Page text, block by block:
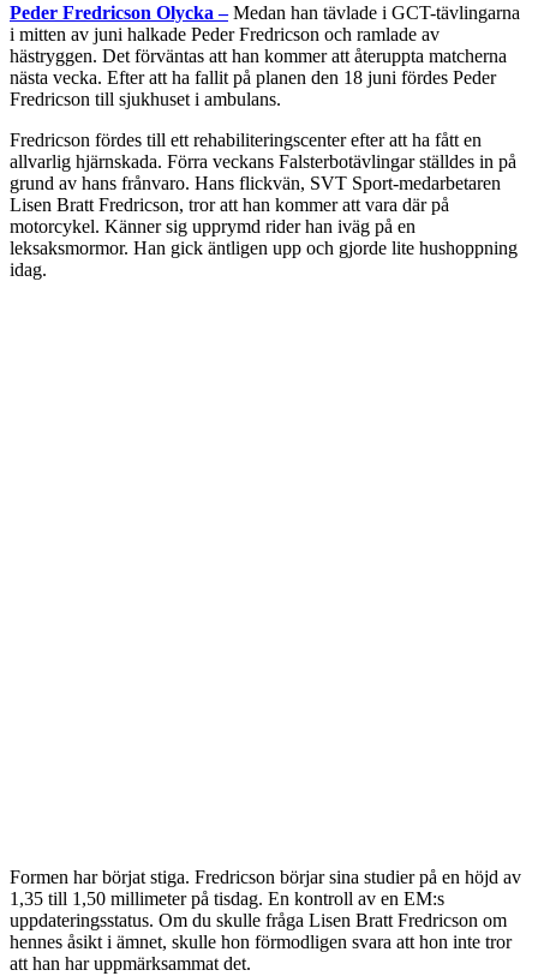
Peder Fredricson Olycka –Medan han tävlade i GCT-tävlingarna
i mitten av juni halkade Peder Fredricson och ramlade av
hästryggen. Det förväntas att han kommer att återuppta matcherna
nästa vecka. Efter att ha fallit på planen den 18 juni fördes Peder
Fredricson till sjukhuset i ambulans.
Fredricson fördes till ett rehabiliteringscenter efter att ha fått en
allvarlig hjärnskada. Förra veckans Falsterbotävlingar ställdes in på
grund av hans frånvaro. Hans flickvän, SVT Sport-medarbetaren
Lisen Bratt Fredricson, tror att han kommer att vara där på
motorcykel. Känner sig upprymd rider han iväg på en
leksaksmormor. Han gick äntligen upp och gjorde lite hushoppning
idag.
Formen har börjat stiga. Fredricson börjar sina studier på en höjd av
1,35 till 1,50 millimeter på tisdag. En kontroll av en EM:s
uppdateringsstatus. Om du skulle fråga Lisen Bratt Fredricson om
hennes åsikt i ämnet, skulle hon förmodligen svara att hon inte tror
att han har uppmärksammat det.